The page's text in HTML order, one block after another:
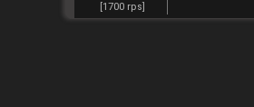
[1700 rps]